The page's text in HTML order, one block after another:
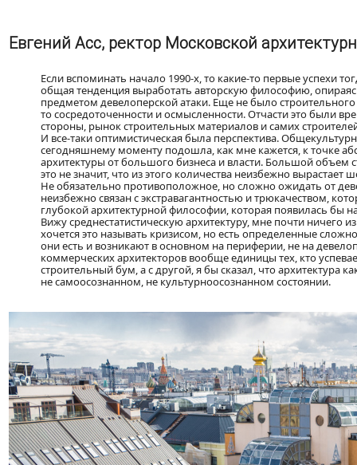
Евгений Асс, ректор Московской
Если вспоминать начало 1990-х, то какие-то первые успехи
общая тенденция выработать авторскую философию,
предметом девелоперской атаки. Еще не было
то сосредоточенности и осмысленности. Отчасти это были
стороны, рынок строительных материалов и самих
И все-таки оптимистическая была перспектива.
сегодняшнему моменту подошла, как мне кажется, к точке
архитектуры от большого бизнеса и власти. Большой объем
это не значит, что из этого количества неизбежно
Не обязательно противоположное, но сложно ожидать от
неизбежно связан с экстравагантностью и трюкачеством,
глубокой архитектурной философии, которая появилась бы
Вижу среднестатистическую архитектуру, мне почти ничего
хочется это называть кризисом, но есть определенные
они есть и возникают в основном на периферии, не на
коммерческих архитекторов вообще единицы тех, кто
строительный бум, а с другой, я бы сказал, что архитектура
не самоосознанном, не культурноосознанном состоянии.